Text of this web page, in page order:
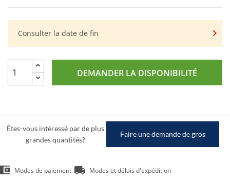
Consulter la date de fin
DEMANDER LA DISPONIBILITÉ
Êtes-vous intéressé par de plus
grandes quantités?
Faire une demande de gros
Modes de paiement Modes et délais d'expédition